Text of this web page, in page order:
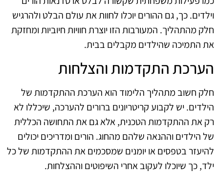
וילדים. כך, גם ההורים יוכלו לחוות את עולם הבלט ולהרגיש
חלק מהתהליך. המעורבות הזו יוצרת חוויות חיוביות ומחזקת
את התמיכה שהילדים מקבלים בבית.
הערכת התקדמות והצלחות
חלק חשוב מתהליך הלימוד הוא הערכת ההתקדמות של
הילדים. יש לקבוע קריטריונים ברורים להערכה, שיכללו לא
רק את ההתקדמות הטכנית, אלא גם את התחושה הכללית
של הילדים וההנאה שלהם מהחוג. הורים ומדריכים יכולים
להיעזר בטפסים או יומנים שמסכמים את ההתקדמות של כל
ילד, כך שיוכלו לעקוב אחרי השיפוטים וההצלחות.